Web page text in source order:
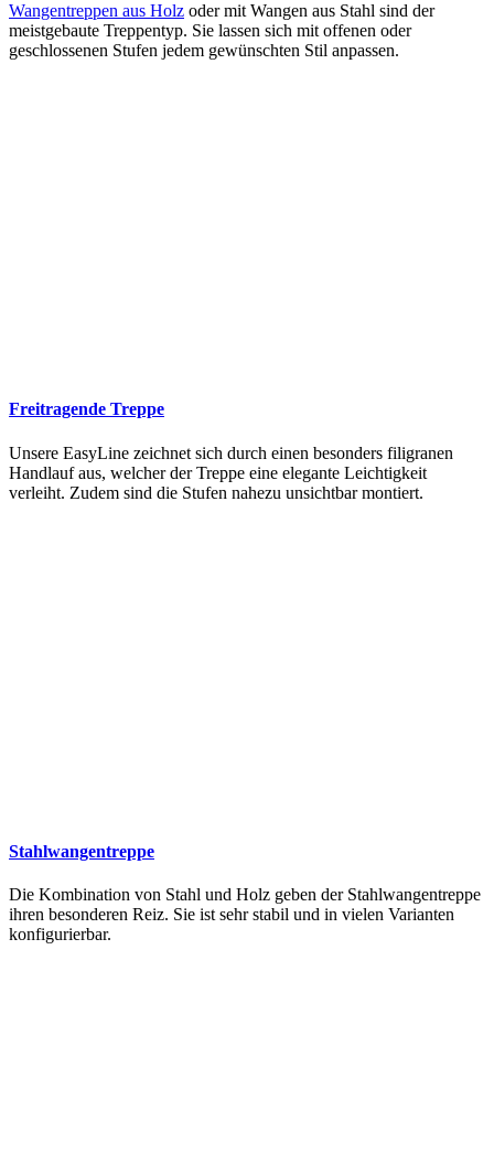
Wangentreppen aus Holz oder mit Wangen aus Stahl sind der
meistgebaute Treppentyp. Sie lassen sich mit offenen oder
geschlossenen Stufen jedem gewünschten Stil anpassen.
Freitragende Treppe
Unsere EasyLine zeichnet sich durch einen besonders filigranen
Handlauf aus, welcher der Treppe eine elegante Leichtigkeit
verleiht. Zudem sind die Stufen nahezu unsichtbar montiert.
Stahlwangentreppe
Die Kombination von Stahl und Holz geben der Stahlwangentreppe
ihren besonderen Reiz. Sie ist sehr stabil und in vielen Varianten
konfigurierbar.